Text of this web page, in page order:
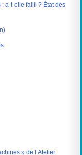
a-t-elle failli ? État des
» de l’Atelier